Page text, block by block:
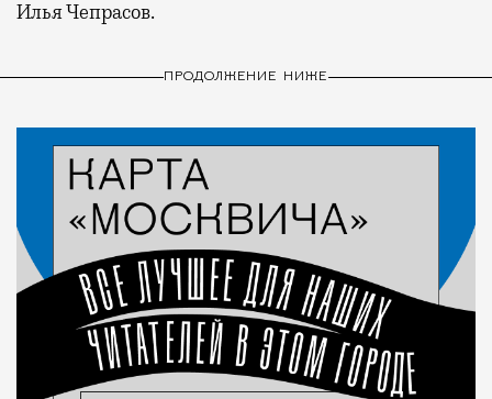
Илья Чепрасов.
ПРОДОЛЖЕНИЕ НИЖЕ